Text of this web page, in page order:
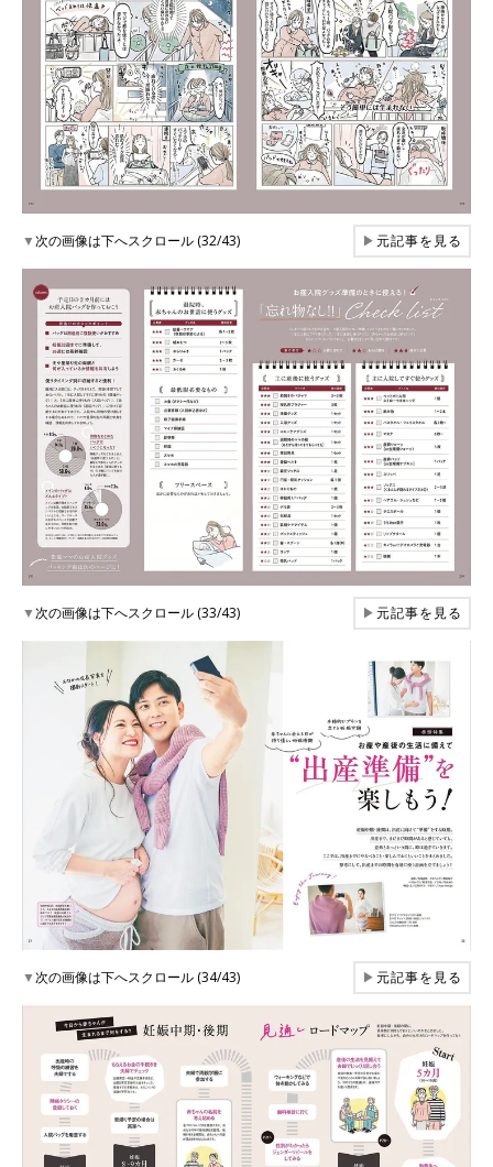
▼次の画像は下へスクロール (32/43) ▶元記事を見る
▼次の画像は下へスクロール (33/43) ▶元記事を見る
▼次の画像は下へスクロール (34/43) ▶元記事を見る